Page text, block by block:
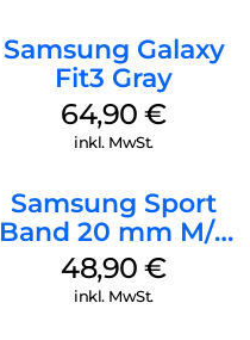
Samsung Galaxy
Fit3 Gray
64,90€
inkl. MwSt.
Samsung Sport
Band 20 mm M/L
Galaxy Watch
Series Silber
48,90€
inkl. MwSt.